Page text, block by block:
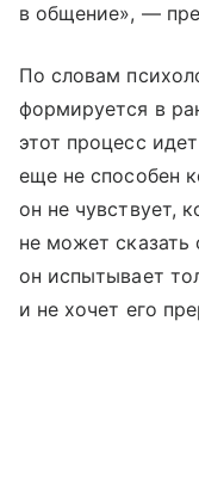
в общение», —
По словам
формируется в
этот процесс
еще не способен
он не чувствует,
не может сказать
он испытывает
и не хочет его